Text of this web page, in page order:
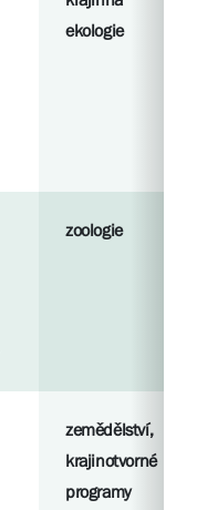
ekologie
zoologie
zemědělství,
krajinotvorné
programy